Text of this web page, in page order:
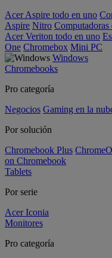
Acer Aspire todo en uno
Aspire Nitro
Acer Veriton todo en uno
One Chromebox Mini PC
Windows
Chromebooks
Pro categoría
Negocios Gaming en la
Por solución
Chromebook Plus
on Chromebook
Tablets
Por serie
Acer Iconia
Monitores
Pro categoría